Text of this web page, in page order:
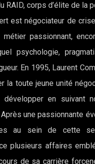
RAID, corps d’élite de la
est négociateur de
passionnant,
psychologie,
En 1995, Laurent
la toute jeune unité
développer en suivant
une passionnante
au sein de cette
plusieurs affaires
de sa carrière